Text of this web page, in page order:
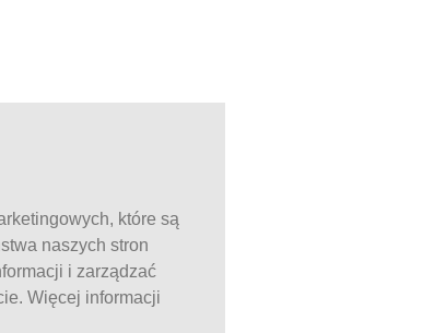
które są
naszych stron
i zarządzać
Więcej informacji